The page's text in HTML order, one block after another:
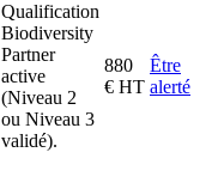
Qualification
Biodiversity
Partner
active
(Niveau 2
ou Niveau 3
validé).
880
€ HT
Être
alerté